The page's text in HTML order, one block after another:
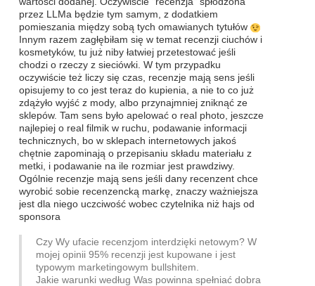
przez LLMa będzie tym samym, z dodatkiem
pomieszania między sobą tych omawianych tytułów
Innym razem zagłębiłam się w temat recenzji ciuchów i
kosmetyków, tu już niby łatwiej przetestować jeśli
chodzi o rzeczy z sieciówki. W tym przypadku
oczywiście też liczy się czas, recenzje mają sens jeśli
opisujemy to co jest teraz do kupienia, a nie to co już
zdążyło wyjść z mody, albo przynajmniej zniknąć ze
sklepów. Tam sens było apelować o real photo, jeszcze
najlepiej o real filmik w ruchu, podawanie informacji
technicznych, bo w sklepach internetowych jakoś
chętnie zapominają o przepisaniu składu materiału z
metki, i podawanie na ile rozmiar jest prawdziwy.
Ogólnie recenzje mają sens jeśli dany recenzent chce
wyrobić sobie recenzencką markę, znaczy ważniejsza
jest dla niego uczciwość wobec czytelnika niż hajs od
sponsora
Czy Wy ufacie recenzjom interdzięki netowym? W
mojej opinii 95% recenzji jest kupowane i jest
typowym marketingowym bullshitem.
Jakie warunki według Was powinna spełniać dobra